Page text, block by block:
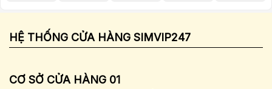
HỆ THỐNG CỬA HÀNG SIMVIP247
CƠ SỞ CỬA HÀNG 01